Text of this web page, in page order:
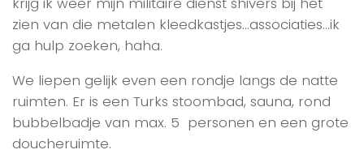
zien van die metalen kleedkastjes…associaties…ik
ga hulp zoeken, haha.
We liepen gelijk even een rondje langs de natte
ruimten. Er is een Turks stoombad, sauna, rond
bubbelbadje van max. 5 personen en een grote
doucheruimte.